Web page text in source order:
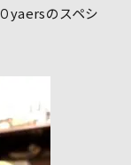
yaersのスペシ